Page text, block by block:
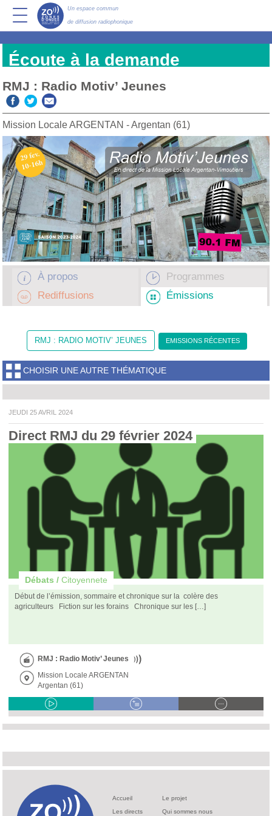
Un espace commun
de diffusion radiophonique
Écoute à la demande
RMJ : Radio Motiv’ Jeunes
Mission Locale ARGENTAN - Argentan (61)
À propos
Programmes
Rediffusions
Émissions
RMJ : RADIO MOTIV’ JEUNES EMISSIONS RÉCENTES
CHOISIR UNE AUTRE THÉMATIQUE
JEUDI 25 AVRIL 2024
Direct RMJ du 29 février 2024
Débats / Citoyennete
Début de l’émission, sommaire et chronique sur la colère des
agriculteurs Fiction sur les forains Chronique sur les […]
RMJ : Radio Motiv’ Jeunes
Mission Locale ARGENTAN
Argentan (61)
Accueil
Les directs
Le projet
Qui sommes nous